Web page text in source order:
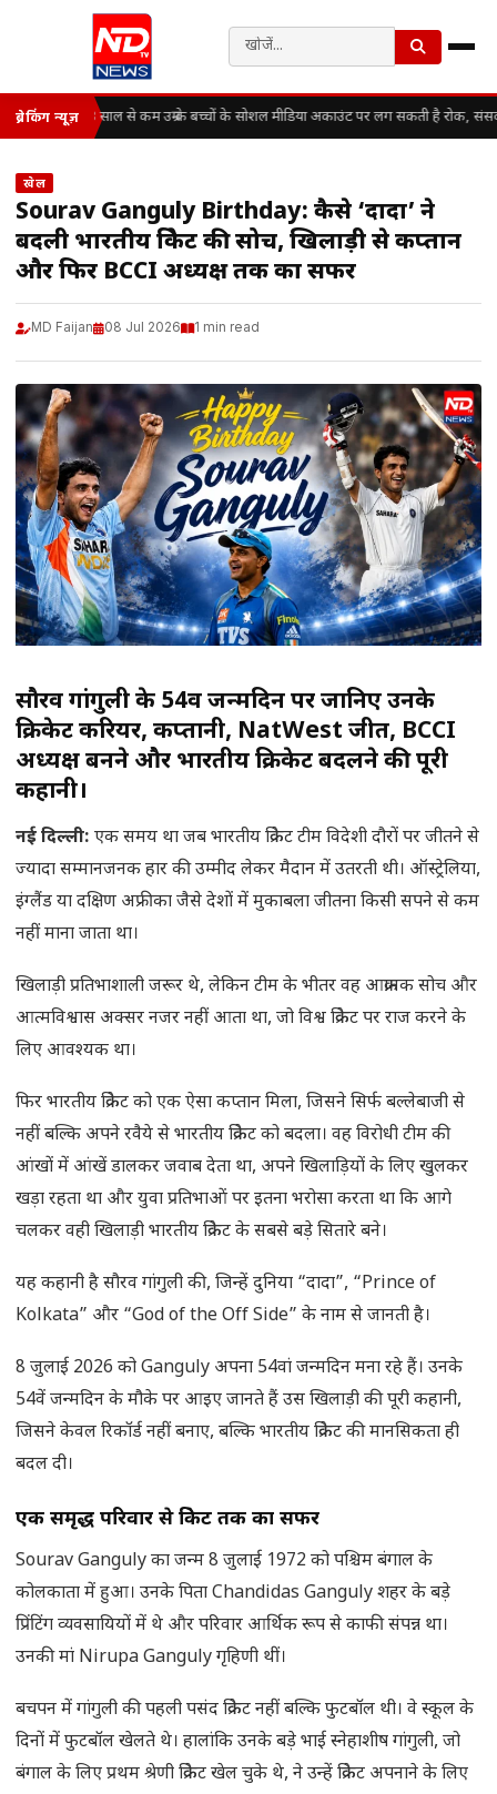
ब्रेकिंग न्यूज़13 साल से कम उम्र के बच्चों के सोशल मीडिया अकाउंट पर लग सकती है रोक, संसद
खेल
Sourav Ganguly Birthday: कैसे ‘दादा’ ने
बदली भारतीय क्रिकेट की सोच, खिलाड़ी से कप्तान
और फिर BCCI अध्यक्ष तक का सफर
MD Faijan 08 Jul 2026 1 min read
सौरव गांगुली के 54वें जन्मदिन पर जानिए उनके
क्रिकेट करियर, कप्तानी, NatWest जीत, BCCI
अध्यक्ष बनने और भारतीय क्रिकेट बदलने की पूरी
कहानी।
नई दिल्ली: एक समय था जब भारतीय क्रिकेट टीम विदेशी दौरों पर जीतने से
ज्यादा सम्मानजनक हार की उम्मीद लेकर मैदान में उतरती थी। ऑस्ट्रेलिया,
इंग्लैंड या दक्षिण अफ्रीका जैसे देशों में मुकाबला जीतना किसी सपने से कम
नहीं माना जाता था।
खिलाड़ी प्रतिभाशाली जरूर थे, लेकिन टीम के भीतर वह आक्रामक सोच और
आत्मविश्वास अक्सर नजर नहीं आता था, जो विश्व क्रिकेट पर राज करने के
लिए आवश्यक था।
फिर भारतीय क्रिकेट को एक ऐसा कप्तान मिला, जिसने सिर्फ बल्लेबाजी से
नहीं बल्कि अपने रवैये से भारतीय क्रिकेट को बदला। वह विरोधी टीम की
आंखों में आंखें डालकर जवाब देता था, अपने खिलाड़ियों के लिए खुलकर
खड़ा रहता था और युवा प्रतिभाओं पर इतना भरोसा करता था कि आगे
चलकर वही खिलाड़ी भारतीय क्रिकेट के सबसे बड़े सितारे बने।
यह कहानी है सौरव गांगुली की, जिन्हें दुनिया “दादा”, “Prince of
Kolkata” और “God of the Off Side” के नाम से जानती है।
8 जुलाई 2026 को Ganguly अपना 54वां जन्मदिन मना रहे हैं। उनके
54वें जन्मदिन के मौके पर आइए जानते हैं उस खिलाड़ी की पूरी कहानी,
जिसने केवल रिकॉर्ड नहीं बनाए, बल्कि भारतीय क्रिकेट की मानसिकता ही
बदल दी।
एक समृद्ध परिवार से क्रिकेट तक का सफर
Sourav Ganguly का जन्म 8 जुलाई 1972 को पश्चिम बंगाल के
कोलकाता में हुआ। उनके पिता Chandidas Ganguly शहर के बड़े
प्रिंटिंग व्यवसायियों में थे और परिवार आर्थिक रूप से काफी संपन्न था।
उनकी मां Nirupa Ganguly गृहिणी थीं।
बचपन में गांगुली की पहली पसंद क्रिकेट नहीं बल्कि फुटबॉल थी। वे स्कूल के
दिनों में फुटबॉल खेलते थे। हालांकि उनके बड़े भाई स्नेहाशीष गांगुली, जो
बंगाल के लिए प्रथम श्रेणी क्रिकेट खेल चुके थे, ने उन्हें क्रिकेट अपनाने के लिए